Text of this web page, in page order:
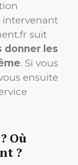
suit
donner les
. Si vous
ensuite
Où
?